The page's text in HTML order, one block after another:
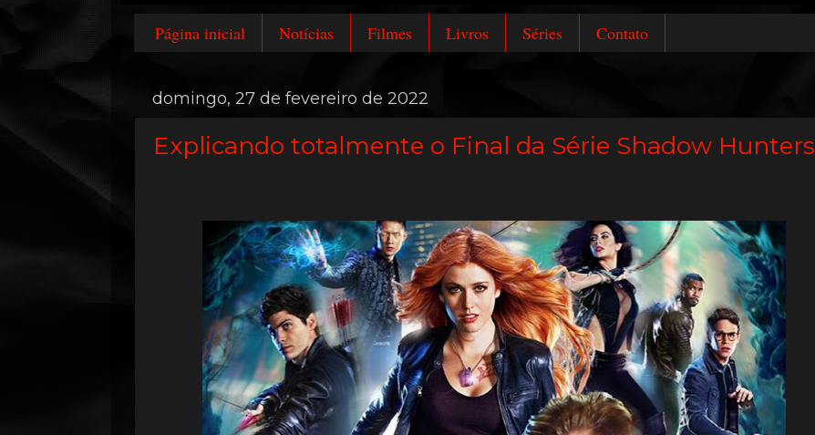
Página inicial Notícias Filmes Livros Séries Contato
domingo, 27 de fevereiro de 2022
Explicando totalmente o Final da Série Shadow Hunters